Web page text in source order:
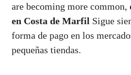
are becoming more common,
en Costa de Marfil Sigue
forma de pago en los
pequeñas tiendas.